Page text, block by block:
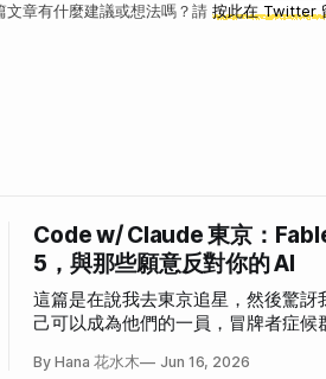
文章有什麼建議或想法嗎？請 按此在 Twitter
Code w/ Claude 東京：
5，與那些願意反對你的 AI
這篇是在說我去東京追星，然後驚訝
己可以成為他們的一員，冒牌者症候
By Hana 花水木 Jun 16, 2026